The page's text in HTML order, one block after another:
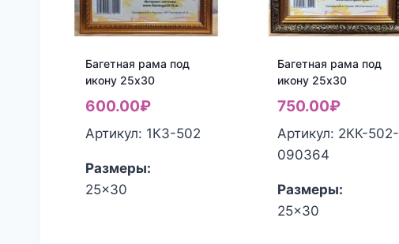
Багетная рама под
икону 25х30
600.00₽
Артикул: 1КЗ-502
Размеры:
25x30
Багетная рама под
икону 25х30
750.00₽
Артикул: 2КК-502-
090364
Размеры:
25x30